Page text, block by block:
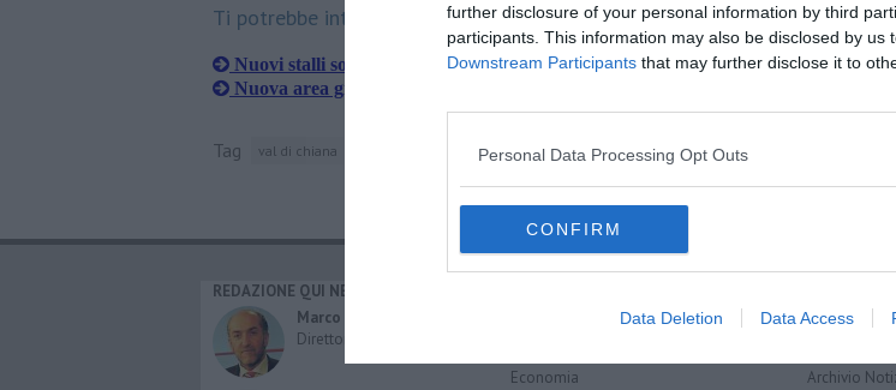
further disclosure of your personal information by third
participants. This information may also be disclosed by us
Downstream Participants that may further disclose it to
Personal Data Processing Opt Outs
CONFIRM
Data Deletion Data Access
Ti potrebbe interessare anche:
Nuovi stalli sosta dedicati ai residenti
​Nuova area giochi inclusiva nel parco pubblico
Tag val di chiana
REDAZIONE QUI NEWS
Marco Migli
Direttore Responsabile
Economia
Le notizie di
Più Letti
Archivio